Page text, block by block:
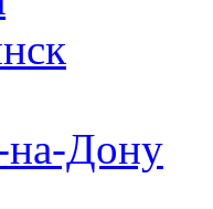
на-Дону